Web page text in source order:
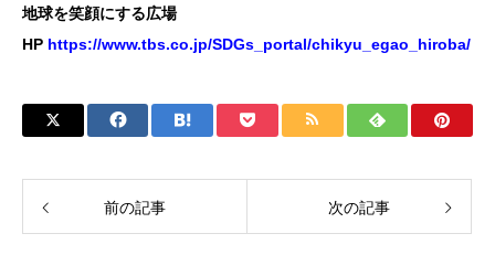
地球を笑顔にする広場
HP https://www.tbs.co.jp/SDGs_portal/chikyu_egao_hiroba/
前の記事 次の記事